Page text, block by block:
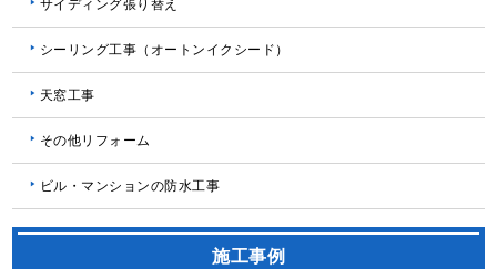
サイディング張り替え
シーリング工事（オートンイクシード）
天窓工事
その他リフォーム
ビル・マンションの防水工事
施工事例